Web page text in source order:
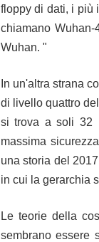
floppy di dati, i più
chiamano
Wuhan. "
In un'altra strana
di livello quattro
si trova a soli 32
massima
una storia del
in cui la gerarchia
Le teorie della
sembrano essere